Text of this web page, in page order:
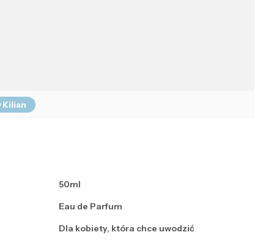
Kilian
50ml
Eau de Parfum
Dla kobiety, która chce uwodzić